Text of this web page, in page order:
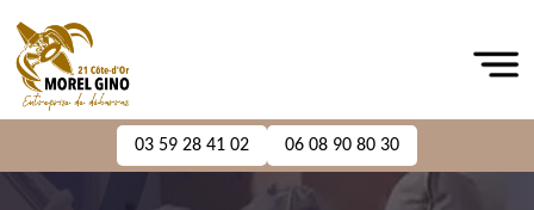
03 59 28 41 02 06 08 90 80 30